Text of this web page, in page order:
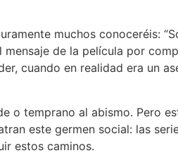
muchos conoceréis:
de la película por
cuando en realidad era un
o temprano al abismo. Pero
este germen social: las
estos caminos.